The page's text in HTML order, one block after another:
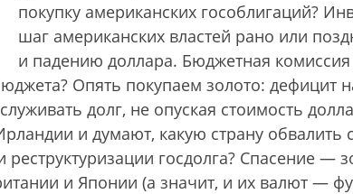
покупку американских гособлигаций?
шаг американских властей рано или
и падению доллара. Бюджетная
Опять покупаем золото: дефицит
долг, не опуская стоимость
и думают, какую страну
госдолга? Спасение —
и Японии (а значит, и их валют —